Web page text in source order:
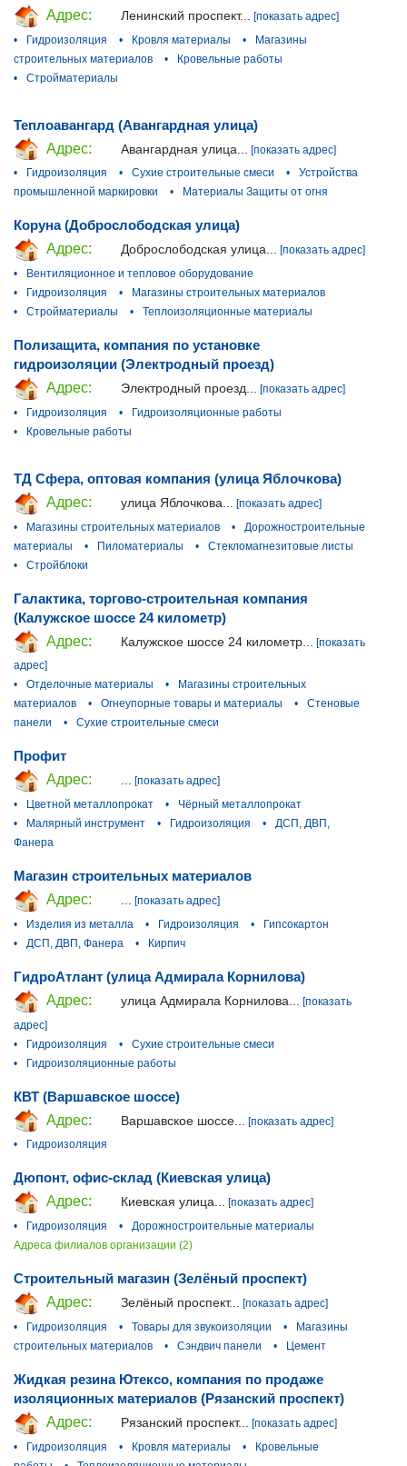
Адрес:
Ленинский проспект...
[показать адрес]
•
Гидроизоляция • Кровля материалы •
Магазины
строительных материалов
•
Кровельные работы
•
Стройматериалы
Теплоавангард (Авангардная улица)
Адрес:
Авангардная улица...
[показать адрес]
•
Гидроизоляция • Сухие строительные смеси •
Устройства
промышленной маркировки
• Материалы Защиты от огня
Коруна (Доброслободская улица)
Адрес:
Доброслободская улица... [показать адрес]
•
Вентиляционное и тепловое оборудование
•
Гидроизоляция •
Магазины строительных материалов
•
Стройматериалы • Теплоизоляционные материалы
Полизащита, компания по установке
гидроизоляции (Электродный проезд)
Адрес:
Электродный проезд...
[показать адрес]
•
Гидроизоляция •
Гидроизоляционные работы
•
Кровельные работы
ТД Сфера, оптовая компания (улица Яблочкова)
Адрес:
улица Яблочкова...
[показать адрес]
•
Магазины строительных материалов •
Дорожностроительные
материалы
• Пиломатериалы •
Стекломагнезитовые листы
•
Стройблоки
Галактика, торгово-строительная компания
(Калужское шоссе 24 километр)
Адрес:
Калужское шоссе 24 километр...
[показать
адрес]
•
Отделочные материалы •
Магазины строительных
материалов
• Огнеупорные товары и материалы •
Стеновые
панели
• Сухие строительные смеси
Профит
Адрес:
... [показать адрес]
•
Цветной металлопрокат •
Чёрный металлопрокат
•
Малярный инструмент • Гидроизоляция •
ДСП, ДВП,
Фанера
Магазин строительных материалов
Адрес:
[показать адрес]
•
Изделия из металла • Гидроизоляция •
Гипсокартон
•
ДСП, ДВП, Фанера • Кирпич
ГидроАтлант (улица Адмирала Корнилова)
Адрес:
улица Адмирала Корнилова...
[показать
адрес]
•
Гидроизоляция •
Сухие строительные смеси
•
Гидроизоляционные работы
КВТ (Варшавское шоссе)
Адрес:
Варшавское шоссе...
[показать адрес]
•
Гидроизоляция
Дюпонт, офис-склад (Киевская улица)
Адрес:
Киевская улица... [показать адрес]
•
Гидроизоляция •
Дорожностроительные материалы
Адреса филиалов организации (2)
Строительный магазин (Зелёный проспект)
Адрес:
Зелёный проспект...
[показать адрес]
•
Гидроизоляция • Товары для звукоизоляции •
Магазины
строительных материалов
• Сэндвич панели • Цемент
Жидкая резина Ютексо, компания по продаже
изоляционных материалов (Рязанский проспект)
Адрес:
Рязанский проспект...
[показать адрес]
•
Гидроизоляция • Кровля материалы •
Кровельные